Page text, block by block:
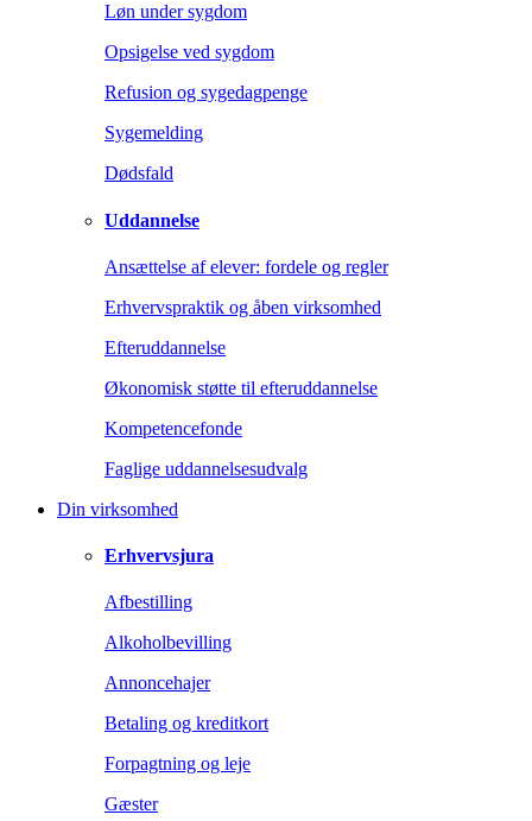
Løn under sygdom
Opsigelse ved sygdom
Refusion og sygedagpenge
Sygemelding
Dødsfald
Uddannelse
Ansættelse af elever: fordele og regler
Erhvervspraktik og åben virksomhed
Efteruddannelse
Økonomisk støtte til efteruddannelse
Kompetencefonde
Faglige uddannelsesudvalg
Din virksomhed
Erhvervsjura
Afbestilling
Alkoholbevilling
Annoncehajer
Betaling og kreditkort
Forpagtning og leje
Gæster